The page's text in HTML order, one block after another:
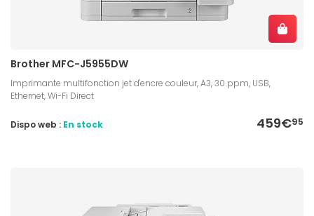
Brother MFC-J5955DW
Imprimante multifonction jet d'encre couleur, A3, 30 ppm, USB,
Ethernet, Wi-Fi Direct
459€95
Dispo web : En stock